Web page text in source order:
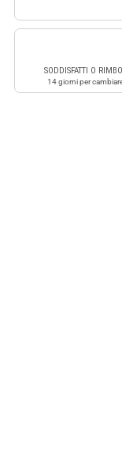
SODDISFATTI O
14 giorni per